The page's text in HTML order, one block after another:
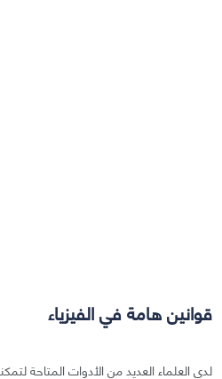
قوانين هامة في الفيزياء
لدى العلماء العديد من الأدوات